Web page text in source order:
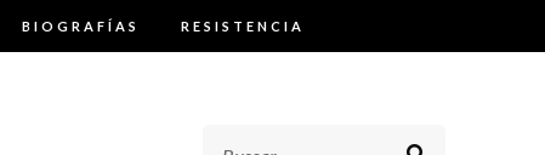
BIOGRAFÍAS RESISTENCIA